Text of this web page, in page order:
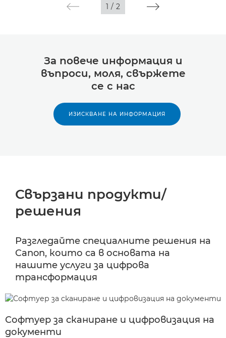
1 / 2
За повече информация и
въпроси, моля, свържете
се с нас
ИЗИСКВАНЕ НА ИНФОРМАЦИЯ
Свързани продукти/
решения
Разгледайте специалните решения на
Canon, които са в основата на
нашите услуги за цифрова
трансформация
Софтуер за сканиране и цифровизация на
документи